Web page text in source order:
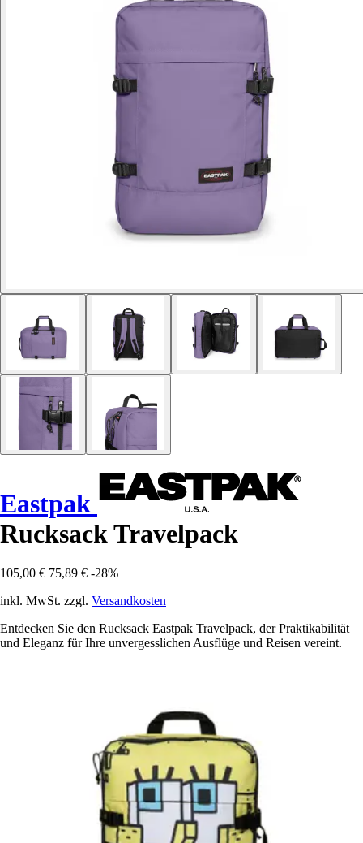
Eastpak
Rucksack Travelpack
105,00 € 75,89 € -28%
inkl. MwSt. zzgl. Versandkosten
Entdecken Sie den Rucksack Eastpak Travelpack, der Praktikabilität
und Eleganz für Ihre unvergesslichen Ausflüge und Reisen vereint.